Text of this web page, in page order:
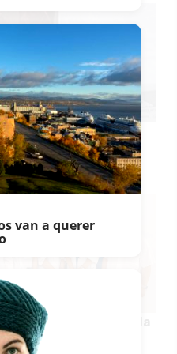
embarazadas y
productos en
hacer más fácil la vida
van a querer